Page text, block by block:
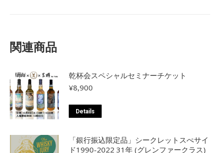
関連商品
乾杯会スペシャルセミナーチケット
¥8,900
Details
「銀行振込限定品」シークレットスぺサイ
ド1990-2022 31年 (グレンファークラス)